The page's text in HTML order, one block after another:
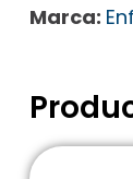
Marca: